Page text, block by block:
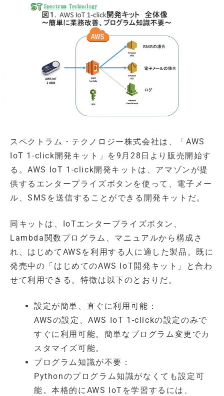
スペクトラム・テクノロジー株式会社は、「AWS
IoT 1-click開発キット」を9月28日より販売開始す
る。AWS IoT 1-click開発キットは、アマゾンが提
供するエンタープライズボタンを使って、電子メー
ル、SMSを送信することができる開発キットだ。
同キットは、IoTエンタープライズボタン、
Lambda関数プログラム、マニュアルから構成さ
れ、はじめてAWSを利用する人に適した製品。既に
発売中の「はじめてのAWS IoT開発キット」と合わ
せて利用できる。特徴は以下のとおりだ。
設定が簡単、直ぐに利用可能：
AWSの設定、AWS IoT 1-clickの設定のみで
すぐに利用可能。簡単なプログラム変更でカ
スタマイズ可能。
プログラム知識が不要：
Pythonのプログラム知識がなくても設定可
能。本格的にAWS IoTを学習するには、